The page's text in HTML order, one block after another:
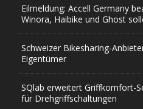
Eilmeldung: Accell Germany
Winora, Haibike und Ghost
Schweizer Bikesharing-
Eigentümer
SQlab erweitert Griffkomfort-
für Drehgriffschaltungen